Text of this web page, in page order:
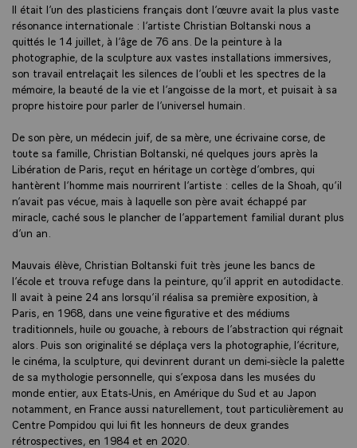
Il était l’un des plasticiens français dont l’œuvre avait la plus vaste
résonance internationale : l’artiste Christian Boltanski nous a
quittés le 14 juillet, à l’âge de 76 ans. De la peinture à la
photographie, de la sculpture aux vastes installations immersives,
son travail entrelaçait les silences de l’oubli et les spectres de la
mémoire, la beauté de la vie et l’angoisse de la mort, et puisait à sa
propre histoire pour parler de l’universel humain.
De son père, un médecin juif, de sa mère, une écrivaine corse, de
toute sa famille, Christian Boltanski, né quelques jours après la
Libération de Paris, reçut en héritage un cortège d’ombres, qui
hantèrent l’homme mais nourrirent l’artiste : celles de la Shoah, qu’il
n’avait pas vécue, mais à laquelle son père avait échappé par
miracle, caché sous le plancher de l’appartement familial durant plus
d’un an.
Mauvais élève, Christian Boltanski fuit très jeune les bancs de
l’école et trouva refuge dans la peinture, qu’il apprit en autodidacte.
Il avait à peine 24 ans lorsqu’il réalisa sa première exposition, à
Paris, en 1968, dans une veine figurative et des médiums
traditionnels, huile ou gouache, à rebours de l’abstraction qui régnait
alors. Puis son originalité se déplaça vers la photographie, l’écriture,
le cinéma, la sculpture, qui devinrent durant un demi-siècle la palette
de sa mythologie personnelle, qui s’exposa dans les musées du
monde entier, aux Etats-Unis, en Amérique du Sud et au Japon
notamment, en France aussi naturellement, tout particulièrement au
Centre Pompidou qui lui fit les honneurs de deux grandes
rétrospectives, en 1984 et en 2020.